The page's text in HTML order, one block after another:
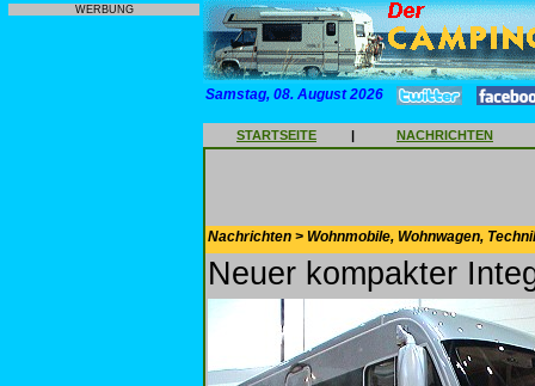
WERBUNG
Samstag, 08. August 2026
STARTSEITE | NACHRICHTEN
Nachrichten > Wohnmobile, Wohnwagen,
Neuer kompakter